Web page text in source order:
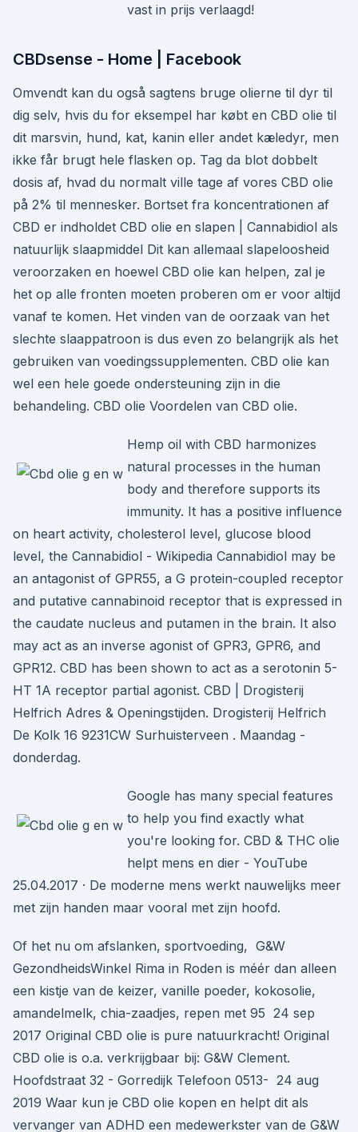
vast in prijs verlaagd!
CBDsense - Home | Facebook
Omvendt kan du også sagtens bruge olierne til dyr til
dig selv, hvis du for eksempel har købt en CBD olie til
dit marsvin, hund, kat, kanin eller andet kæledyr, men
ikke får brugt hele flasken op. Tag da blot dobbelt
dosis af, hvad du normalt ville tage af vores CBD olie
på 2% til mennesker. Bortset fra koncentrationen af
CBD er indholdet CBD olie en slapen | Cannabidiol als
natuurlijk slaapmiddel Dit kan allemaal slapeloosheid
veroorzaken en hoewel CBD olie kan helpen, zal je
het op alle fronten moeten proberen om er voor altijd
vanaf te komen. Het vinden van de oorzaak van het
slechte slaappatroon is dus even zo belangrijk als het
gebruiken van voedingssupplementen. CBD olie kan
wel een hele goede ondersteuning zijn in die
behandeling. CBD olie Voordelen van CBD olie.
Hemp oil with CBD harmonizes
natural processes in the human
body and therefore supports its
immunity. It has a positive influence
on heart activity, cholesterol level, glucose blood
level, the Cannabidiol - Wikipedia Cannabidiol may be
an antagonist of GPR55, a G protein-coupled receptor
and putative cannabinoid receptor that is expressed in
the caudate nucleus and putamen in the brain. It also
may act as an inverse agonist of GPR3, GPR6, and
GPR12. CBD has been shown to act as a serotonin 5-
HT 1A receptor partial agonist. CBD | Drogisterij
Helfrich Adres & Openingstijden. Drogisterij Helfrich
De Kolk 16 9231CW Surhuisterveen . Maandag -
donderdag.
Google has many special features
to help you find exactly what
you're looking for. CBD & THC olie
helpt mens en dier - YouTube
25.04.2017 · De moderne mens werkt nauwelijks meer
met zijn handen maar vooral met zijn hoofd.
Of het nu om afslanken, sportvoeding, G&W
GezondheidsWinkel Rima in Roden is méér dan alleen
een kistje van de keizer, vanille poeder, kokosolie,
amandelmelk, chia-zaadjes, repen met 95 24 sep
2017 Original CBD olie is pure natuurkracht! Original
CBD olie is o.a. verkrijgbaar bij: G&W Clement.
Hoofdstraat 32 - Gorredijk Telefoon 0513- 24 aug
2019 Waar kun je CBD olie kopen en helpt dit als
vervanger van ADHD een medewerkster van de G&W